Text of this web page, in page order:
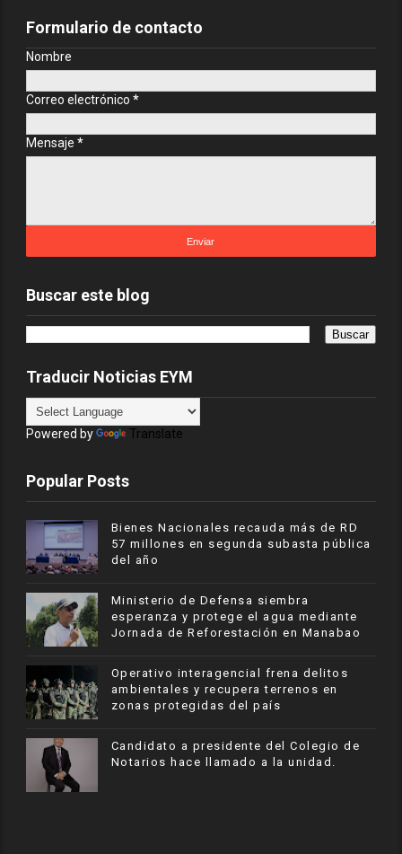
Formulario de contacto
Nombre
Correo electrónico *
Mensaje *
Buscar este blog
Traducir Noticias EYM
Powered by Translate
Popular Posts
Bienes Nacionales recauda más de RD
57 millones en segunda subasta pública
del año
Ministerio de Defensa siembra
esperanza y protege el agua mediante
Jornada de Reforestación en Manabao
Operativo interagencial frena delitos
ambientales y recupera terrenos en
zonas protegidas del país
Candidato a presidente del Colegio de
Notarios hace llamado a la unidad.